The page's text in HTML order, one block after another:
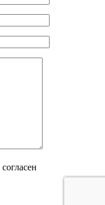
согласен